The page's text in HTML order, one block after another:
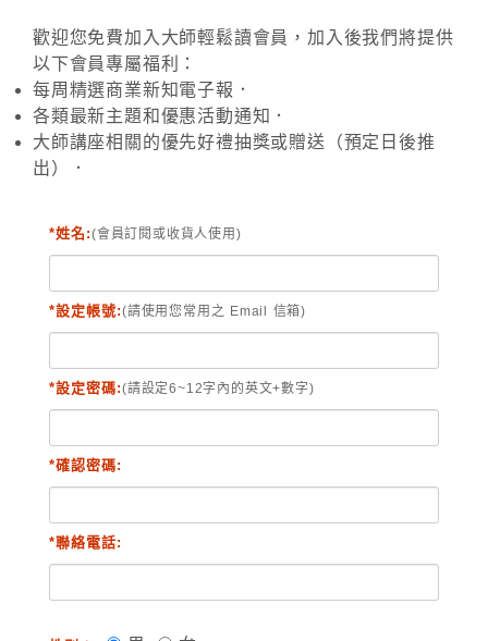
歡迎您免費加入大師輕鬆讀會員，加入後我們將提供
以下會員專屬福利：
每周精選商業新知電子報．
各類最新主題和優惠活動通知．
大師講座相關的優先好禮抽獎或贈送（預定日後推
出）．
*姓名:(會員訂閱或收貨人使用)
*設定帳號:(請使用您常用之 Email 信箱)
*設定密碼:(請設定6~12字內的英文+數字)
*確認密碼:
*聯絡電話: